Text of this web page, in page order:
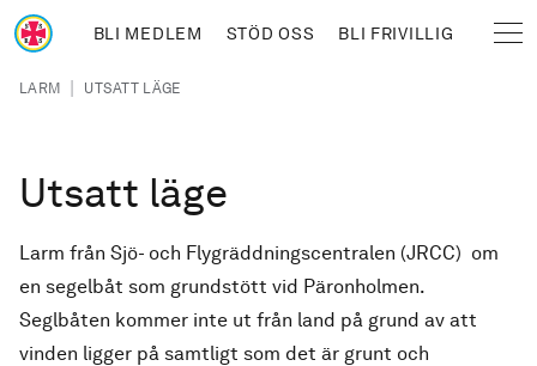
Hoppa till huvudinnehåll
BLI MEDLEM STÖD OSS BLI FRIVILLIG
Länkstig
LARM | UTSATT LÄGE
Utsatt läge
Larm från Sjö- och Flygräddningscentralen (JRCC) om
en segelbåt som grundstött vid Päronholmen.
Seglbåten kommer inte ut från land på grund av att
vinden ligger på samtligt som det är grunt och